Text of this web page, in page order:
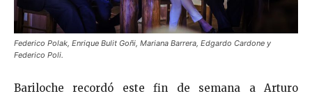
Federico Polak, Enrique Bulit Goñi, Mariana Barrera, Edgardo Cardone y
Federico Poli.
Bariloche recordó este fin de semana a Arturo